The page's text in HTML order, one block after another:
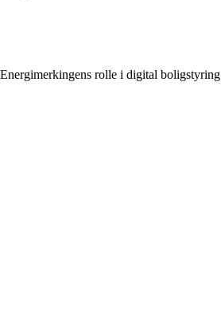
Energimerkingens rolle i digital boligstyring